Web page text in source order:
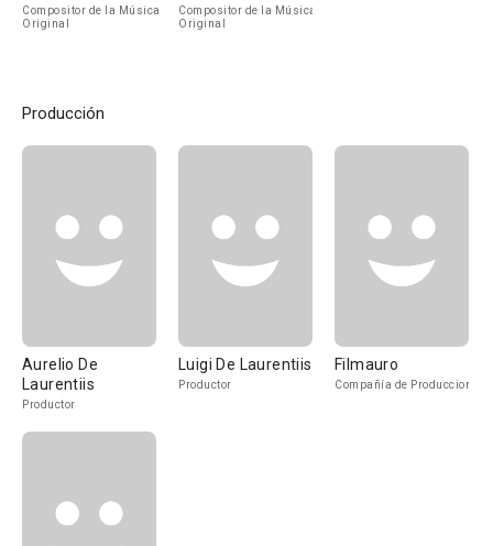
Compositor de la Música
Original
Compositor de la Música
Original
Producción
Aurelio De
Laurentiis
Productor
Luigi De Laurentiis
Productor
Filmauro
Compañía de Produccion